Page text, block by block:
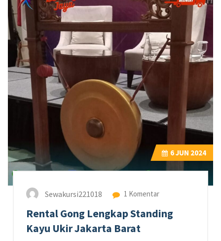
6JUN 2024
Sewakursi221018 1 Komentar
Rental Gong Lengkap Standing
Kayu Ukir Jakarta Barat